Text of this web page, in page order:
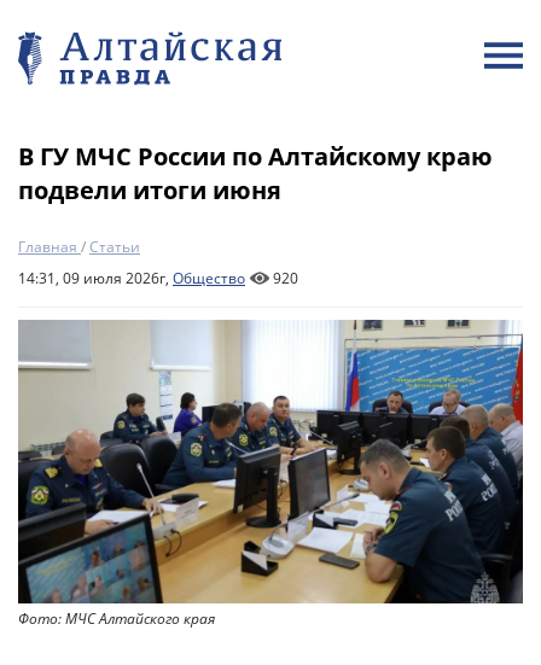
В ГУ МЧС России по Алтайскому краю
подвели итоги июня
Главная /Статьи
14:31, 09 июля 2026г, Общество 920
Фото: МЧС Алтайского края